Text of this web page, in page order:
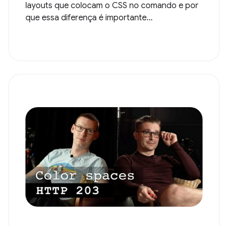
layouts que colocam o CSS no comando e por
que essa diferença é importante...